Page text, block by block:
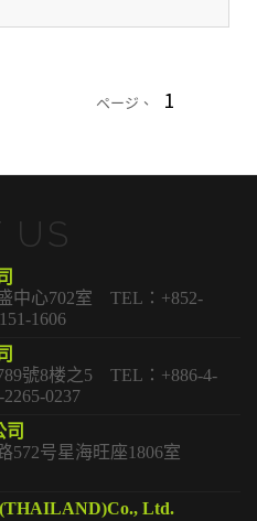
ページ、 1
US
中心702室 TEL：+852-
1606
號8楼之5 TEL：+886-4-
0237
司
572号星海旺座1806室
Ltd.